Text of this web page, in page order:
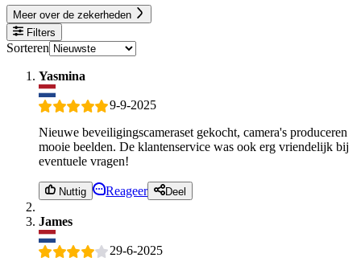
Meer over de zekerheden
Filters
Sorteren
Yasmina
9-9-2025
Nieuwe beveiligingscameraset gekocht, camera's produceren
mooie beelden. De klantenservice was ook erg vriendelijk bij
eventuele vragen!
Nuttig Reageer Deel
James
29-6-2025